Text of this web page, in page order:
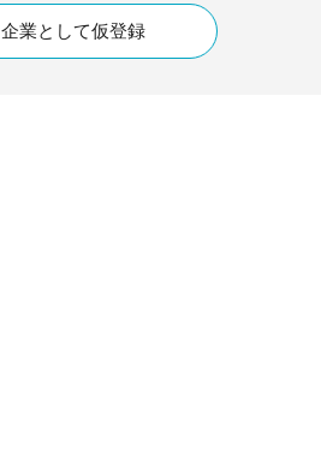
企業として仮登録